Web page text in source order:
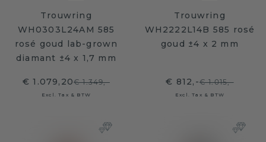
Trouwring
WH0303L24AM 585
rosé goud lab-grown
diamant ±4 x 1,7 mm
€ 1.079,20€ 1.349,-
Excl. Tax & BTW
Trouwring
WH2222L14B 585 rosé
goud ±4 x 2 mm
€ 812,-€ 1.015,-
Excl. Tax & BTW